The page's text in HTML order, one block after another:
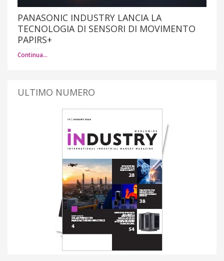
PANASONIC INDUSTRY LANCIA LA
TECNOLOGIA DI SENSORI DI MOVIMENTO
PAPIRS+
Continua…
ULTIMO NUMERO